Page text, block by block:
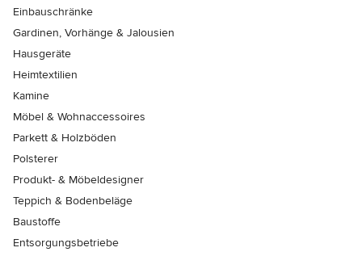
Einbauschränke
Gardinen, Vorhänge & Jalousien
Hausgeräte
Heimtextilien
Kamine
Möbel & Wohnaccessoires
Parkett & Holzböden
Polsterer
Produkt- & Möbeldesigner
Teppich & Bodenbeläge
Baustoffe
Entsorgungsbetriebe